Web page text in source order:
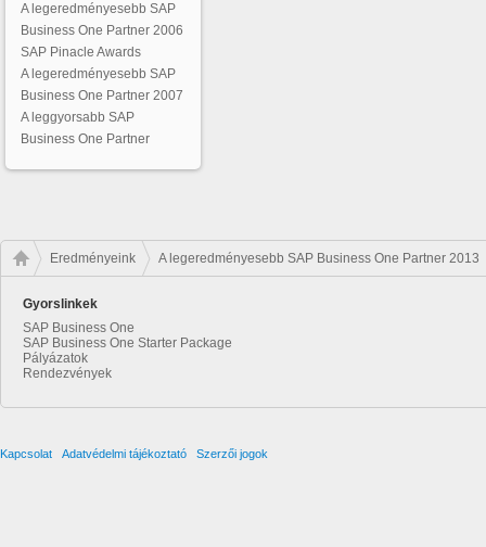
A legeredményesebb SAP
Business One Partner 2006
SAP Pinacle Awards
A legeredményesebb SAP
Business One Partner 2007
A leggyorsabb SAP
Business One Partner
Eredményeink A legeredményesebb SAP Business One Partner 2013
Gyorslinkek
SAP Business One
SAP Business One Starter Package
Pályázatok
Rendezvények
Kapcsolat Adatvédelmi tájékoztató Szerzői jogok